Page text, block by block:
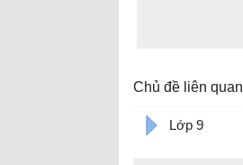
Chủ đề liên quan
Lớp 9